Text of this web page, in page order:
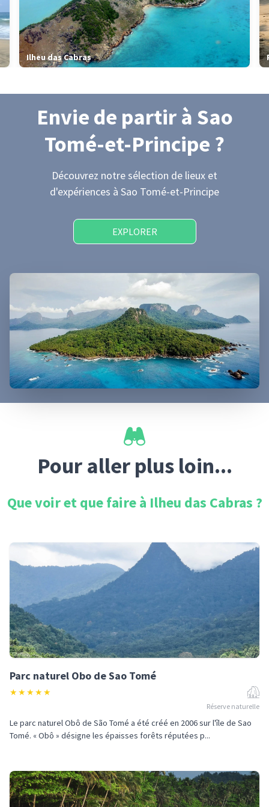
Ilheu das Cabras
Envie de partir à Sao
Tomé-et-Principe ?
Découvrez notre sélection de lieux et
d'expériences à Sao Tomé-et-Principe
EXPLORER
Pour aller plus loin...
Que voir et que faire à Ilheu das Cabras ?
Parc naturel Obo de Sao Tomé
★★★★★
Réserve naturelle
Le parc naturel Obô de São Tomé a été créé en 2006 sur l'île de Sao
Tomé. « Obô » désigne les épaisses forêts réputées p...